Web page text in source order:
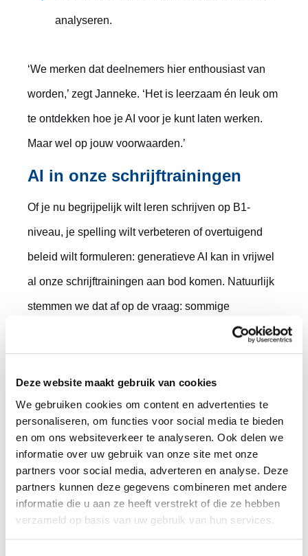
Deze website maakt gebruik van cookies
We gebruiken cookies om content en advertenties te
personaliseren, om functies voor social media te bieden
en om ons websiteverkeer te analyseren. Ook delen we
informatie over uw gebruik van onze site met onze
partners voor social media, adverteren en analyse. Deze
partners kunnen deze gegevens combineren met andere
informatie die u aan ze heeft verstrekt of die ze hebben
verzameld op basis van uw gebruik van hun services.
analyseren.
‘We merken dat deelnemers hier enthousiast van
worden,’ zegt Janneke. ‘Het is leerzaam én leuk om
te ontdekken hoe je AI voor je kunt laten werken.
Maar wel op jouw voorwaarden.’
AI in onze schrijftrainingen
Of je nu begrijpelijk wilt leren schrijven op B1-
niveau, je spelling wilt verbeteren of overtuigend
beleid wilt formuleren: generatieve AI kan in vrijwel
al onze schrijftrainingen aan bod komen. Natuurlijk
stemmen we dat af op de vraag: sommige
organisaties zijn bewust terughoudend met AI,
andere willen AI juist steeds breder toepassen.
‘AI verandert het schrijfproces, maar het blijft
mensenwerk’, zegt Janneke. ‘Daarom leren wij
onze deelnemers naar hun behoefte om AI bewust
en kritisch te gebruiken. Zodat ze de regie houden
over hun eigen tekst en schrijfvaardigheid. En
schrijfplezier, niet te vergeten.’